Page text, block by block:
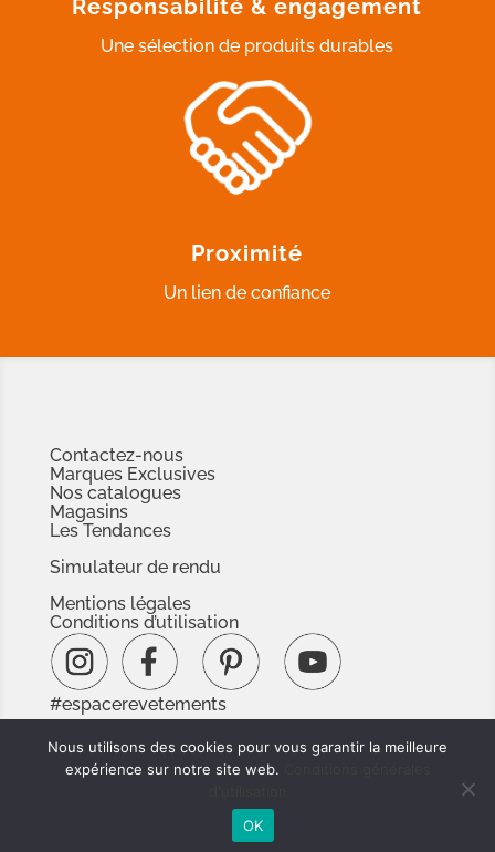
Responsabilité & engagement
Une sélection de produits durables
Proximité
Un lien de confiance
Contactez-nous
Marques Exclusives
Nos catalogues
Magasins
Les Tendances
Simulateur de rendu
Mentions légales
Conditions d’utilisation
#espacerevetements
www.espacedoc.fr
www.signnaturedexception.com
Nous utilisons des cookies pour vous garantir la meilleure
expérience sur notre site web.
OK